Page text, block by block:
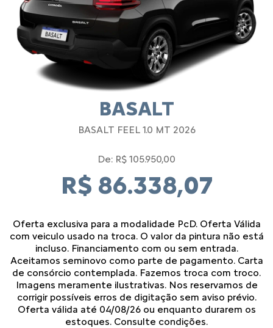
BASALT
BASALT FEEL 1.0 MT 2026
De: R$ 105.950,00
R$ 86.338,07
Oferta exclusiva para a modalidade PcD. Oferta Válida
com veiculo usado na troca. O valor da pintura não está
incluso. Financiamento com ou sem entrada.
Aceitamos seminovo como parte de pagamento. Carta
de consórcio contemplada. Fazemos troca com troco.
Imagens meramente ilustrativas. Nos reservamos de
corrigir possíveis erros de digitação sem aviso prévio.
Oferta válida até 04/08/26 ou enquanto durarem os
estoques. Consulte condições.